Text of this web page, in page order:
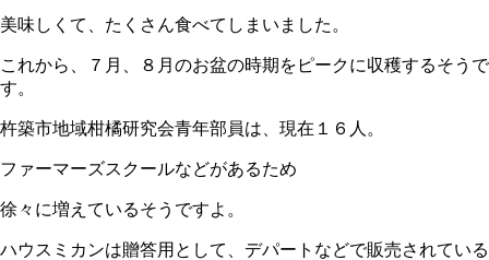
美味しくて、たくさん食べてしまいました。
これから、７月、８月のお盆の時期をピークに収穫するそうで
す。
杵築市地域柑橘研究会青年部員は、現在１６人。
ファーマーズスクールなどがあるため
徐々に増えているそうですよ。
ハウスミカンは贈答用として、デパートなどで販売されている